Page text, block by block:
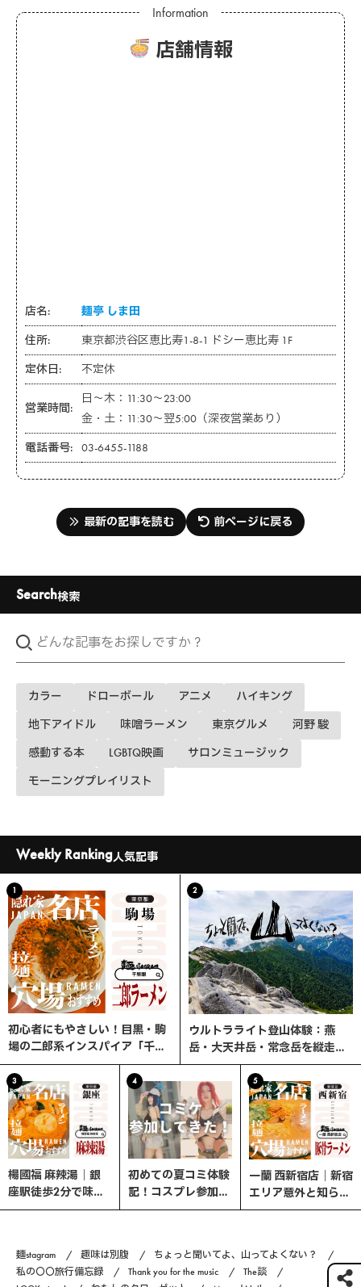
店舗情報
店名: 麺亭 しま田
住所: 東京都渋谷区恵比寿1-8-1 ドシー恵比寿 1F
定休日: 不定休
営業時間:
日～木：11:30～23:00
金・土：11:30～翌5:00（深夜営業あり）
電話番号: 03-6455-1188
最新の記事を読む 前ページに戻る
Search検索
カラー ドローボール アニメ ハイキング
地下アイドル 味噌ラーメン 東京グルメ 河野 駿
感動する本 LGBTQ映画 サロンミュージック
モーニングプレイリスト
Weekly Ranking人気記事
1
初心者にもやさしい！目黒・駒
場の二郎系インスパイア「千里
眼」へ行ってみた
2
ウルトラライト登山体験：燕
岳・大天井岳・常念岳を縦走す
る3日間の旅
3
楊國福 麻辣湯｜銀
座駅徒歩2分で味わ
う、選べる楽しさ×
4
初めての夏コミ体験
記！コスプレ参加の
流れと熱中症対策ま
5
一蘭 西新宿店｜新宿
エリア意外と知らな
い、ここが穴場！
麺stagram 趣味は別腹
ちょっと聞いてよ、山ってよくない？
私の〇〇旅行備忘録
Thank you for the music
The談